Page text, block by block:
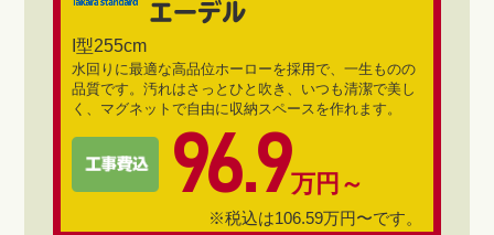
エーデル
I型255cm
水回りに最適な高品位ホーローを採用で、一生ものの
品質です。汚れはさっとひと吹き、いつも清潔で美し
く、マグネットで自由に収納スペースを作れます。
96.9万円～
※税込は106.59万円〜です。